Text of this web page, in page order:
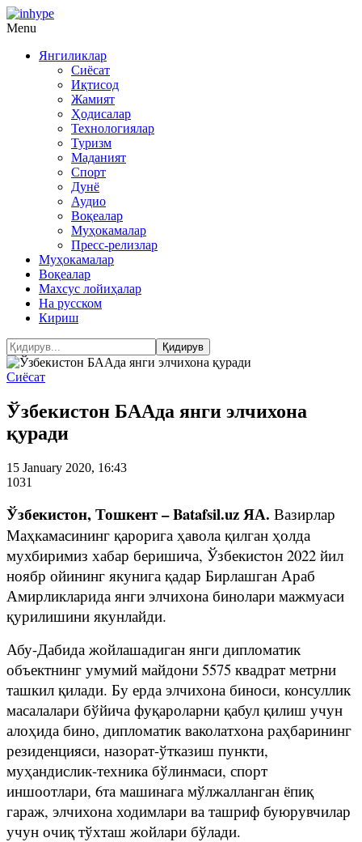
Menu
Янгиликлар
Сиёсат
Иқтисод
Жамият
Ҳодисалар
Технологиялар
Туризм
Маданият
Спорт
Дунё
Аудио
Воқеалар
Муҳокамалар
Пресс-релизлар
Муҳокамалар
Воқеалар
Махсус лойиҳалар
На русском
Кириш
Сиёсат
Ўзбекистон БААда янги элчихона
қуради
15 January 2020, 16:43
1031
Ўзбекистон, Тошкент – Batafsil.uz ЯА. Вазирлар
Маҳкамасининг қарорига ҳавола қилган ҳолда
мухбиримиз хабар беришича, Ўзбекистон 2022 йил
ноябр ойининг якунига қадар Бирлашган Араб
Амирликларида янги элчихона бинолари мажмуаси
қурилишини якунлайди.
Абу-Дабида жойлашадиган янги дипломатик
объектнинг умумий майдони 5575 квадрат метрни
ташкил қилади. Бу ерда элчихона биноси, консуллик
масалалари бўйича фуқароларни қабул қилиш учун
алоҳида бино, дипломатик ваколатхона раҳбарининг
резиденцияси, назорат-ўтказиш пункти,
муҳандислик-техника бўлинмаси, спорт
иншоотлари, 6та машинага мўлжалланган ёпиқ
гараж, элчихона ходимлари ва ташриф буюрувчилар
учун очиқ тўхташ жойлари бўлади.